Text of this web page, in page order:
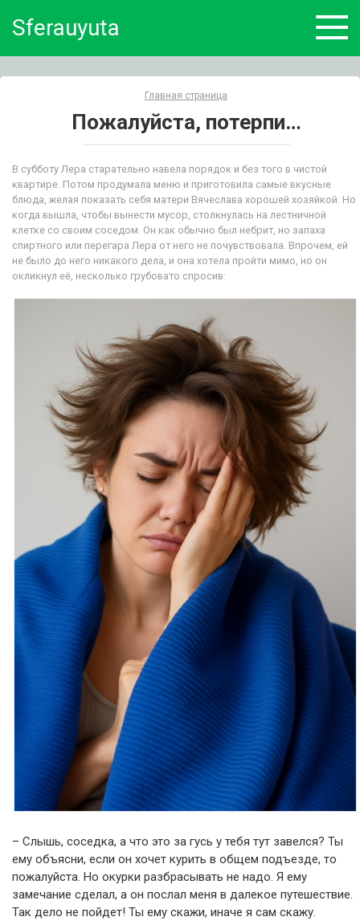
Sferauyuta
Главная страница
Пожалуйста, потерпи…
В субботу Лера старательно навела порядок и без того в чистой
квартире. Потом продумала меню и приготовила самые вкусные
блюда, желая показать себя матери Вячеслава хорошей хозяйкой. Но
когда вышла, чтобы вынести мусор, столкнулась на лестничной
клетке со своим соседом. Он как обычно был небрит, но запаха
спиртного или перегара Лера от него не почувствовала. Впрочем, ей
не было до него никакого дела, и она хотела пройти мимо, но он
окликнул её, несколько грубовато спросив:
– Слышь, соседка, а что это за гусь у тебя тут завелся? Ты
ему объясни, если он хочет курить в общем подъезде, то
пожалуйста. Но окурки разбрасывать не надо. Я ему
замечание сделал, а он послал меня в далекое путешествие.
Так дело не пойдет! Ты ему скажи, иначе я сам скажу.